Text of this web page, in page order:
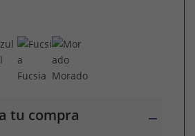
Fucsia Morado
tu compra